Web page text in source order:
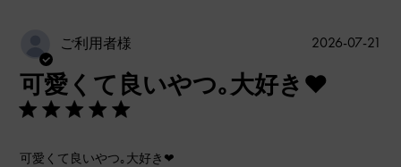
ご利用者様
可愛くて良いやつ｡大好き❤
可愛くて良いやつ｡大好き❤
2026-07-21